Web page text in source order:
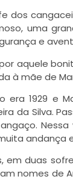
dos
uma
e
aquele
à mãe de
era 1929 e
da Silva.
em duas
nomes de